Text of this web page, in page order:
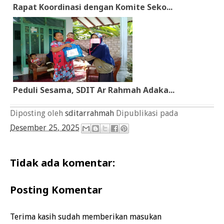
Rapat Koordinasi dengan Komite Seko...
Peduli Sesama, SDIT Ar Rahmah Adaka...
Diposting oleh sditarrahmah Dipublikasi pada
Desember 25, 2025
Tidak ada komentar:
Posting Komentar
Terima kasih sudah memberikan masukan